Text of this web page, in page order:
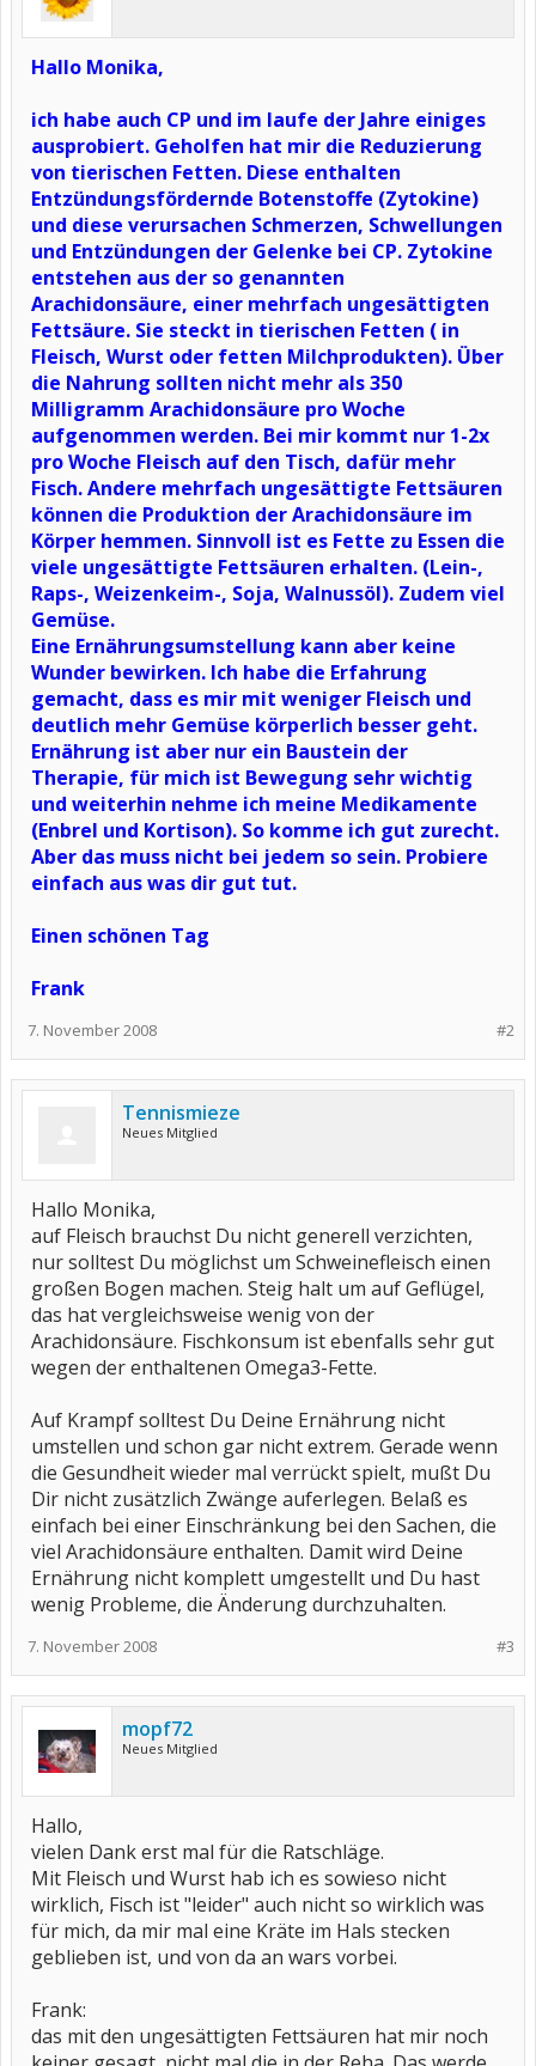
Hallo Monika,
ich habe auch CP und im laufe der Jahre einiges
ausprobiert. Geholfen hat mir die Reduzierung
von tierischen Fetten. Diese enthalten
Entzündungsfördernde Botenstoffe (Zytokine)
und diese verursachen Schmerzen, Schwellungen
und Entzündungen der Gelenke bei CP. Zytokine
entstehen aus der so genannten
Arachidonsäure, einer mehrfach ungesättigten
Fettsäure. Sie steckt in tierischen Fetten ( in
Fleisch, Wurst oder fetten Milchprodukten). Über
die Nahrung sollten nicht mehr als 350
Milligramm Arachidonsäure pro Woche
aufgenommen werden. Bei mir kommt nur 1-2x
pro Woche Fleisch auf den Tisch, dafür mehr
Fisch. Andere mehrfach ungesättigte Fettsäuren
können die Produktion der Arachidonsäure im
Körper hemmen. Sinnvoll ist es Fette zu Essen die
viele ungesättigte Fettsäuren erhalten. (Lein-,
Raps-, Weizenkeim-, Soja, Walnussöl). Zudem viel
Gemüse.
Eine Ernährungsumstellung kann aber keine
Wunder bewirken. Ich habe die Erfahrung
gemacht, dass es mir mit weniger Fleisch und
deutlich mehr Gemüse körperlich besser geht.
Ernährung ist aber nur ein Baustein der
Therapie, für mich ist Bewegung sehr wichtig
und weiterhin nehme ich meine Medikamente
(Enbrel und Kortison). So komme ich gut zurecht.
Aber das muss nicht bei jedem so sein. Probiere
einfach aus was dir gut tut.
Einen schönen Tag
Frank
#2
7. November 2008
Tennismieze
Neues Mitglied
Hallo Monika,
auf Fleisch brauchst Du nicht generell verzichten,
nur solltest Du möglichst um Schweinefleisch einen
großen Bogen machen. Steig halt um auf Geflügel,
das hat vergleichsweise wenig von der
Arachidonsäure. Fischkonsum ist ebenfalls sehr gut
wegen der enthaltenen Omega3-Fette.
Auf Krampf solltest Du Deine Ernährung nicht
umstellen und schon gar nicht extrem. Gerade wenn
die Gesundheit wieder mal verrückt spielt, mußt Du
Dir nicht zusätzlich Zwänge auferlegen. Belaß es
einfach bei einer Einschränkung bei den Sachen, die
viel Arachidonsäure enthalten. Damit wird Deine
Ernährung nicht komplett umgestellt und Du hast
wenig Probleme, die Änderung durchzuhalten.
#3
7. November 2008
mopf72
Neues Mitglied
Hallo,
vielen Dank erst mal für die Ratschläge.
Mit Fleisch und Wurst hab ich es sowieso nicht
wirklich, Fisch ist "leider" auch nicht so wirklich was
für mich, da mir mal eine Kräte im Hals stecken
geblieben ist, und von da an wars vorbei.
Frank:
das mit den ungesättigten Fettsäuren hat mir noch